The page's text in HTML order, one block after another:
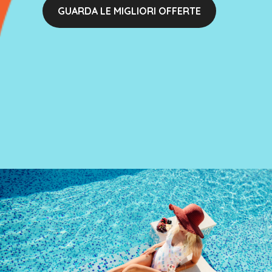
GUARDA LE MIGLIORI OFFERTE